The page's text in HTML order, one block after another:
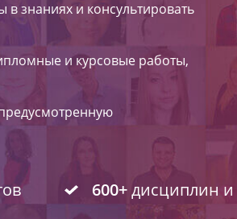
знаниях и консультировать
и курсовые работы,
600+дисциплин и